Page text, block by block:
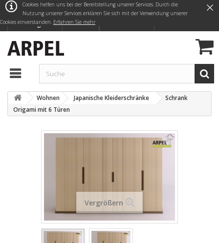
Anmelden
Blog
×
Cookies helfen uns bei der Bereitstellung unserer Services. Durch die
Nutzung unserer Services erklären Sie sich mit der Verwendung unserer
Cookies einverstanden. Erfahren Sie mehr
Wohnen Japanische Kleiderschränke
Schrank
Origami mit 6 Türen
Vergrößern